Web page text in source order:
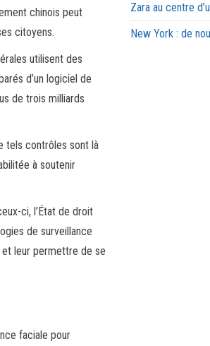
chinois peut
citoyens.
utilisent des
d’un logiciel de
de trois milliards
tels contrôles sont là
à soutenir
ci, l’État de droit
de surveillance
et leur permettre de se
faciale pour
Zara au centre
New York : de